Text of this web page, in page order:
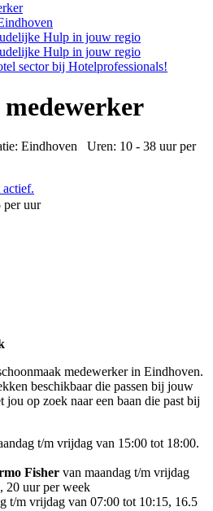
Hulp in jouw regio
Hulp in jouw regio
sector bij Hotelprofessionals!
Eindhoven Uren: 10 - 38 uur per
actief.
per uur
medewerker in Eindhoven.
beschikbaar die passen bij jouw
jou op zoek naar een baan die past bij
t/m vrijdag van 15:00 tot 18:00.
Fisher van maandag t/m vrijdag
20 uur per week
t/m vrijdag van 07:00 tot 10:15, 16.5